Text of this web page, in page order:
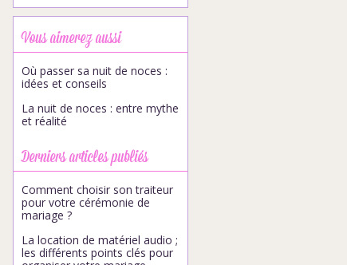
Vous aimerez aussi
Où passer sa nuit de noces :
idées et conseils
La nuit de noces : entre mythe
et réalité
Derniers articles publiés
Comment choisir son traiteur
pour votre cérémonie de
mariage ?
La location de matériel audio ;
les différents points clés pour